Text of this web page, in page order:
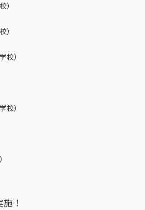
）
）
校）
校）
！